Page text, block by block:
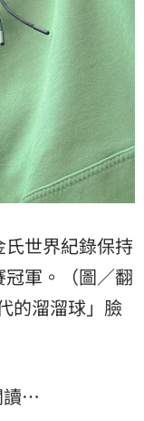
世界紀錄保持
軍。（圖／翻
的溜溜球」臉
讀…